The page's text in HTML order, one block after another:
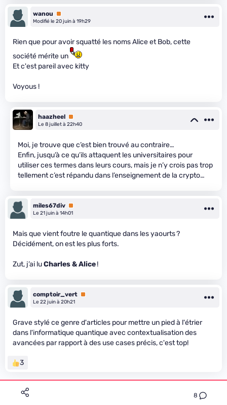
8
wanou
Premium
Modifié le 20 juin à 19h29
Rien que pour avoir squatté les noms Alice et Bob, cette
société mérite un
Et c'est pareil avec kitty
Voyous !
haazheel Premium
Le 8 juillet à 22h40
Moi, je trouve que c’est bien trouvé au contraire…
Enfin, jusqu’à ce qu’ils attaquent les universitaires pour
utiliser ces termes dans leurs cours, mais je n’y crois pas trop
tellement c’est répandu dans l’enseignement de la crypto…
miles67div Premium
Le 21 juin à 14h01
Mais que vient foutre le quantique dans les yaourts ?
Décidément, on est les plus forts.
Zut, j’ai luCharles & Alice!
comptoir_vert Premium
Le 22 juin à 20h21
Grave stylé ce genre d'articles pour mettre un pied à l'étrier
dans l'informatique quantique avec contextualisation des
avancées par rapport à des use cases précis, c'est top!
3